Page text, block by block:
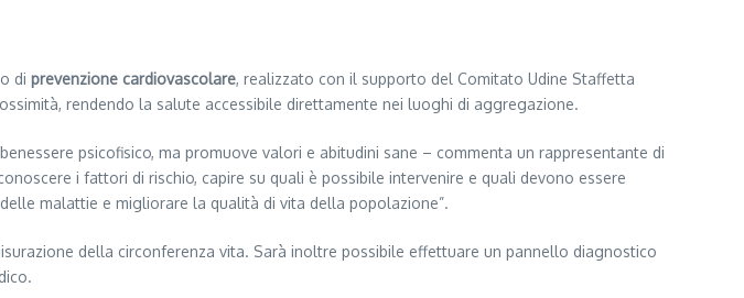
di prevenzione cardiovascolare, realizzato con il supporto del Comitato Udine Staffetta
rendendo la salute accessibile direttamente nei luoghi di aggregazione.
psicofisico, ma promuove valori e abitudini sane – commenta un rappresentante di
i fattori di rischio, capire su quali è possibile intervenire e quali devono essere
malattie e migliorare la qualità di vita della popolazione”.
della circonferenza vita. Sarà inoltre possibile effettuare un pannello diagnostico